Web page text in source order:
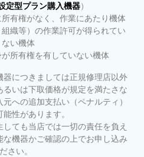
定型プラン購入機器）
有権がなく、作業にあたり機体
織等）の作業許可が得られてい
ない機体
所有権を有していない機体
につきましては正規修理店以外
いは下取価格が規定を満たさな
への追加支払い（ペナルティ）
性があります。
ても当店では一切の責任を負え
な機器かご確認の上でお申し込み
さい。